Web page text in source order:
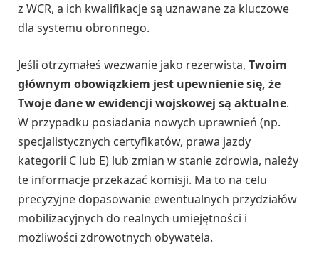
z WCR, a ich kwalifikacje są uznawane za kluczowe
dla systemu obronnego.
Jeśli otrzymałeś wezwanie jako rezerwista, Twoim
głównym obowiązkiem jest upewnienie się, że
Twoje dane w ewidencji wojskowej są aktualne.
W przypadku posiadania nowych uprawnień (np.
specjalistycznych certyfikatów, prawa jazdy
kategorii C lub E) lub zmian w stanie zdrowia, należy
te informacje przekazać komisji. Ma to na celu
precyzyjne dopasowanie ewentualnych przydziałów
mobilizacyjnych do realnych umiejętności i
możliwości zdrowotnych obywatela.